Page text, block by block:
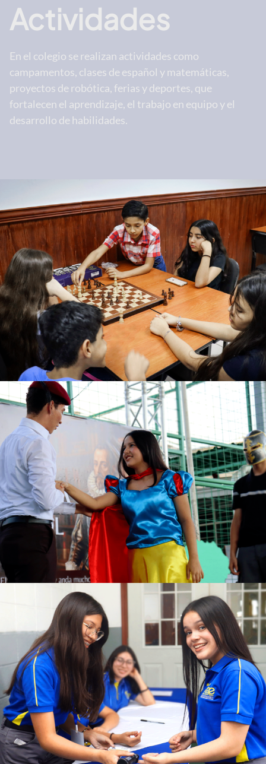
Actividades
En el colegio se realizan actividades como
campamentos, clases de español y matemáticas,
proyectos de robótica, ferias y deportes, que
fortalecen el aprendizaje, el trabajo en equipo y el
desarrollo de habilidades.
Ver más
Ver más